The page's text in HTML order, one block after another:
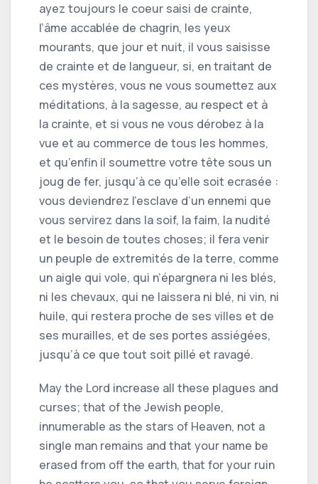
ayez toujours le coeur saisi de crainte,
l’âme accablée de chagrin, les yeux
mourants, que jour et nuit, il vous saisisse
de crainte et de langueur, si, en traitant de
ces mystères, vous ne vous soumettez aux
méditations, à la sagesse, au respect et à
la crainte, et si vous ne vous dérobez à la
vue et au commerce de tous les hommes,
et qu’enfin il soumettre votre tête sous un
joug de fer, jusqu’à ce qu’elle soit ecrasée :
vous deviendrez l’esclave d’un ennemi que
vous servirez dans la soif, la faim, la nudité
et le besoin de toutes choses; il fera venir
un peuple de extremités de la terre, comme
un aigle qui vole, qui n’épargnera ni les blés,
ni les chevaux, qui ne laissera ni blé, ni vin, ni
huile, qui restera proche de ses villes et de
ses murailles, et de ses portes assiégées,
jusqu’à ce que tout soit pillé et ravagé.
May the Lord increase all these plagues and
curses; that of the Jewish people,
innumerable as the stars of Heaven, not a
single man remains and that your name be
erased from off the earth, that for your ruin